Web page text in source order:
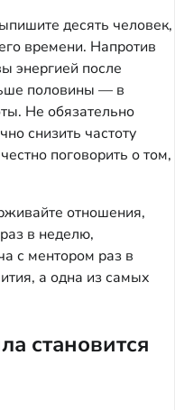
десять человек,
времени. Напротив
энергией после
половины — в
Не обязательно
снизить частоту
поговорить о том,
отношения,
в неделю,
с ментором раз в
а одна из самых
становится